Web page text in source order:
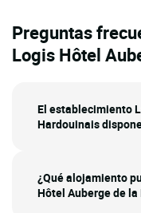
Preguntas
Logis Hôtel
El establecimiento
Hardouinais
¿Qué alojamiento
Hôtel Auberge de